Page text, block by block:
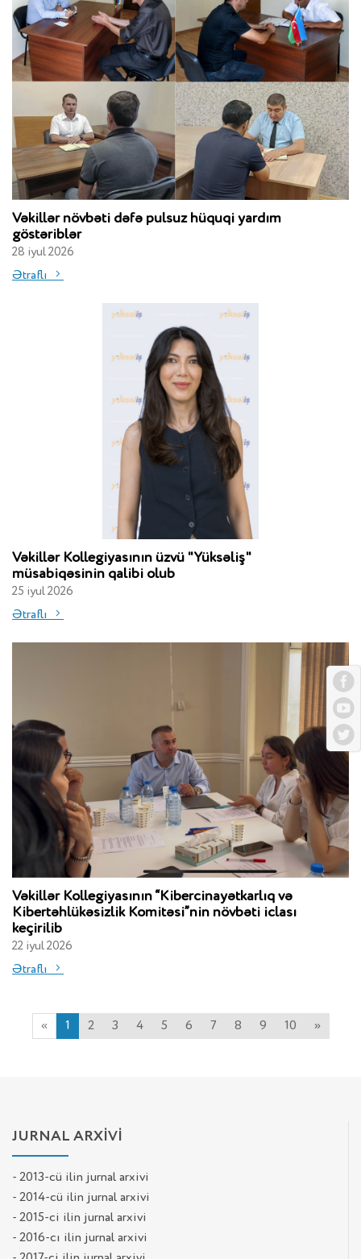
Vəkillər növbəti dəfə pulsuz hüquqi yardım
göstəriblər
28 iyul 2026
Ətraflı
Vəkillər Kollegiyasının üzvü "Yüksəliş"
müsabiqəsinin qalibi olub
25 iyul 2026
Ətraflı
Vəkillər Kollegiyasının “Kibercinayətkarlıq və
Kibertəhlükəsizlik Komitəsi”nin növbəti iclası
keçirilib
22 iyul 2026
Ətraflı
« 1 2 3 4 5 6 7 8 9 10 »
JURNAL ARXİVİ
- 2013-cü ilin jurnal arxivi
- 2014-cü ilin jurnal arxivi
- 2015-ci ilin jurnal arxivi
- 2016-cı ilin jurnal arxivi